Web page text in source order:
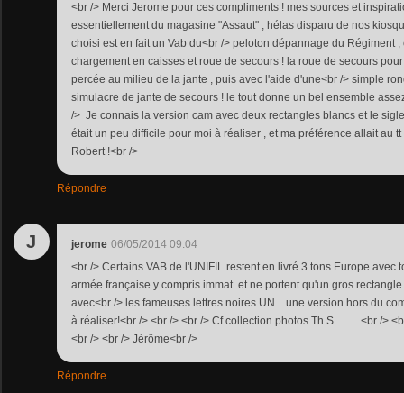
<br /> Merci Jerome pour ces compliments ! mes sources et
essentiellement du magasine "Assaut" , hélas disparu de nos
choisi est en fait un Vab du<br /> peloton dépannage du Régiment
chargement en caisses et roue de secours ! la roue de secours
percée au milieu de la jante , puis avec l'aide d'une<br /> simple
simulacre de jante de secours ! le tout donne un bel ensemble
/> Je connais la version cam avec deux rectangles blancs et le
était un peu difficile pour moi à réaliser , et ma préférence allait au
Robert !<br />
Répondre
J jerome 06/05/2014 09:04
<br /> Certains VAB de l'UNIFIL restent en livré 3 tons Europe avec
armée française y compris immat. et ne portent qu'un gros
avec<br /> les fameuses lettres noires UN....une version hors du
à réaliser!<br /> <br /> <br /> Cf collection photos Th.S..........<br />
<br /> <br /> Jérôme<br />
Répondre